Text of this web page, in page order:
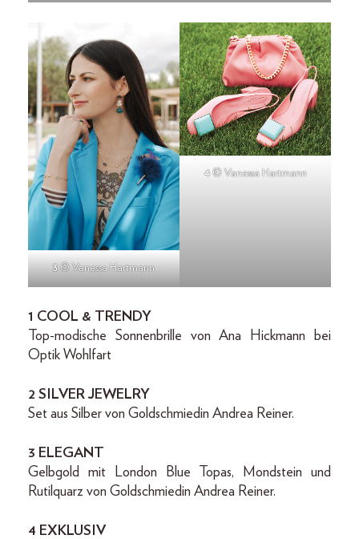
3 © Vanessa Hartmann
4 © Vanessa Hartmann
1 COOL & TRENDY
Top-modische Sonnenbrille von Ana Hickmann bei
Optik Wohlfart
2 SILVER JEWELRY
Set aus Silber von Goldschmiedin Andrea Reiner.
3 ELEGANT
Gelbgold mit London Blue Topas, Mondstein und
Rutilquarz von Goldschmiedin Andrea Reiner.
4 EXKLUSIV